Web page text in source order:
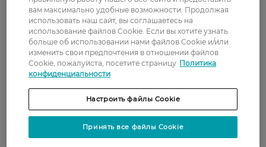
Рейтинг и отзывы
0 0 відгуків
Доставка
вам максимально удобные возможности. Продолжая
использовать наш сайт, вы соглашаетесь на
использование файлов Cookie. Если вы хотите узнать
больше об использовании нами файлов Cookie и/или
изменить свои предпочтения в отношении файлов
Cookie, пожалуйста, посетите страницу Политика
конфиденциальности
Настроить файлы Cookie
Принять все файлы Cookie